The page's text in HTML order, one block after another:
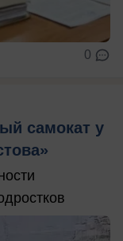
0
самокат у